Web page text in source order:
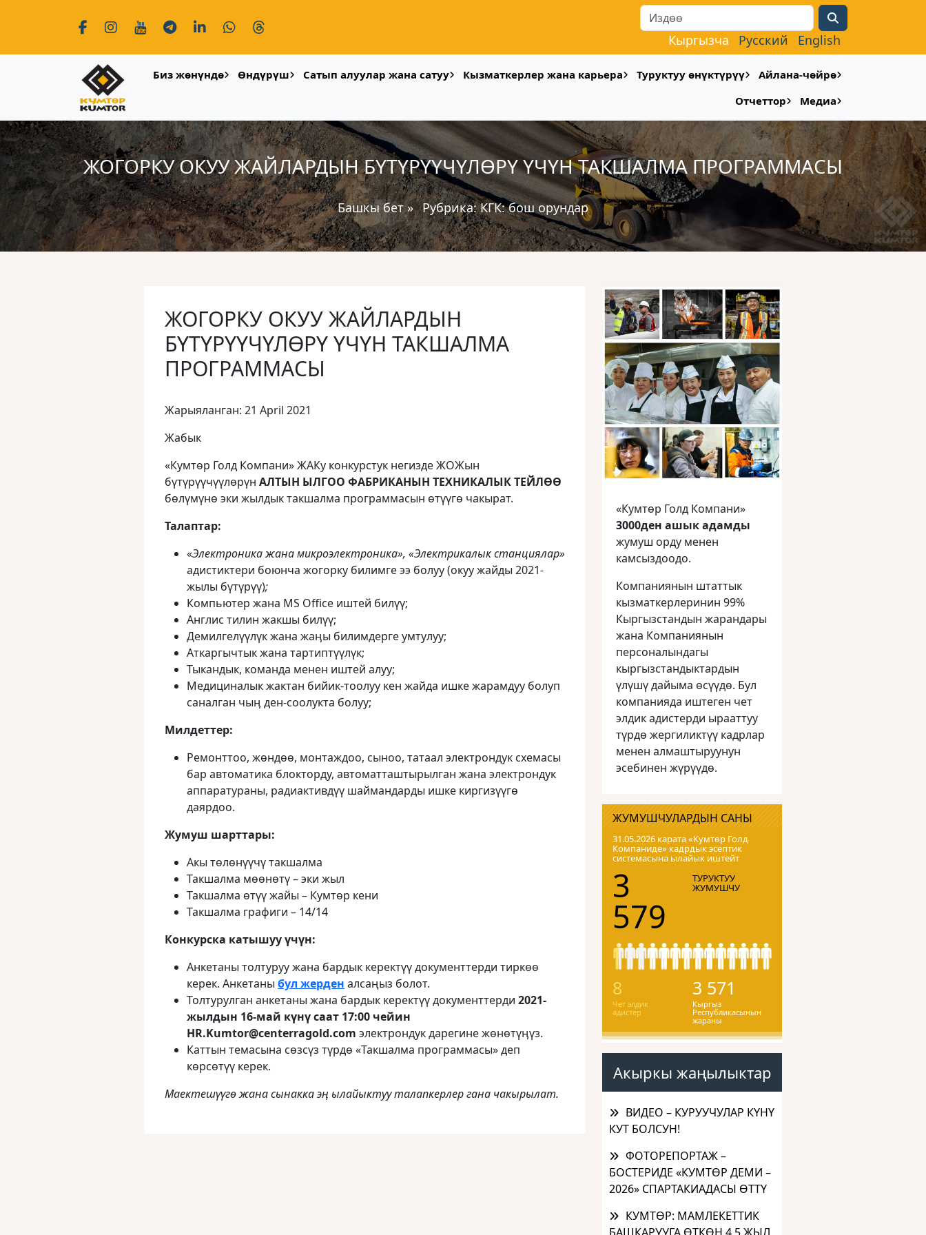
Search
Кыргызча Русский English
Биз жөнүндө Өндүрүш Сатып алуулар жана сатуу Кызматкерлер жана карьера Туруктуу өнүктүрүү
Айлана-чөйрө
Отчеттор
Медиа
ЖОГОРКУ ОКУУ ЖАЙЛАРДЫН БҮТҮРҮҮЧҮЛӨРҮ ҮЧҮН ТАКШАЛМА ПРОГРАММАСЫ
Башкы бет» Рубрика:КГК: бош орундар
ЖОГОРКУ ОКУУ ЖАЙЛАРДЫН
БҮТҮРҮҮЧҮЛӨРҮ ҮЧҮН ТАКШАЛМА
ПРОГРАММАСЫ
Жарыяланган: 21 April 2021
Жабык
«Кумтөр Голд Компани» ЖАКу конкурстук негизде ЖОЖын
бүтүрүүчүүлөрүн АЛТЫН ЫЛГОО ФАБРИКАНЫН ТЕХНИКАЛЫКТЕЙЛӨӨ
бөлүмүнө эки жылдык такшалма программасын ɵтүүгɵ чакырат.
Талаптар:
«Электроника жана микроэлектроника», «Электрикалык станциялар»
адистиктери боюнча жогорку билимге ээ болуу (окуу жайды 2021-
жылы бүтүрүү);
Компьютер жана MS Office иштей билүү;
Англис тилин жакшы билүү;
Демилгелүүлүк жана жаӊы билимдерге умтулуу;
Аткаргычтык жана тартиптүүлүк;
Тыкандык, команда менен иштей алуу;
Медициналык жактан бийик-тоолуу кен жайда ишке жарамдуу болуп
саналган чыӊ ден-соолукта болуу;
Милдеттер:
Ремонттоо, жɵндɵɵ, монтаждоо, сыноо, татаал электрондук схемасы
бар автоматика блокторду, автоматташтырылган жана электрондук
аппаратураны, радиактивдүү шаймандарды ишке киргизүүгɵ
даярдоо.
Жумуш шарттары:
Акы тɵлɵнүүчү такшалма
Такшалма мɵɵнɵтү – эки жыл
Такшалма ɵтүү жайы – Кумтөр кени
Такшалма графиги – 14/14
Конкурска катышуу үчүн:
Анкетаны толтуруу жана бардык керектүү документтерди тиркɵɵ
керек. Анкетаны бул жерден алсаңыз болот.
Толтурулган анкетаны жана бардык керектүү документтерди 2021-
жылдын 16-май күнү саат 17:00 чейин
HR.Kumtor@centerragold.com электрондук дарегине жөнөтүӊүз.
Каттын темасына сөзсүз түрдө «Такшалма программасы» деп
кɵрсɵтүү керек.
Маектешүүгө жана сынакка эӊ ылайыктуу талапкерлер гана чакырылат.
«Кумтөр Голд Компани»
3000ден ашык адамды
жумуш орду менен
камсыздоодо.
Компаниянын штаттык
кызматкерлеринин 99%
Кыргызстандын жарандары
жана Компаниянын
персоналындагы
кыргызстандыктардын
үлүшү дайыма өсүүдө. Бул
компанияда иштеген чет
элдик адистерди ырааттуу
түрдө жергиликтүү кадрлар
менен алмаштыруунун
эсебинен жүрүүдө.
ЖУМУШЧУЛАРДЫН САНЫ
31.05.2026 карата «Кумтɵр Голд
Компаниде» кадрдык эсептик
системасына ылайык иштейт
3
579
ТУРУКТУУ
ЖУМУШЧУ
8
Чет элдик
адистер
3 571
Кыргыз
Республикасынын
жараны
Акыркы жаңылыктар
ВИДЕО – КУРУУЧУЛАР КҮНҮ
КУТ БОЛСУН!
ФОТОРЕПОРТАЖ –
БОСТЕРИДЕ «КУМТӨР ДЕМИ –
2026» СПАРТАКИАДАСЫ ӨТТҮ
КУМТӨР: МАМЛЕКЕТТИК
БАШКАРУУГА ӨТКӨН 4,5 ЖЫЛ